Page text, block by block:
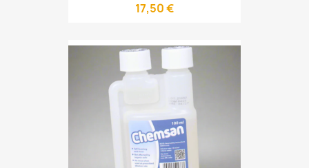
17,50 €